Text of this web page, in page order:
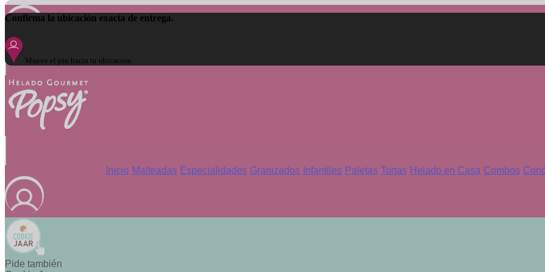
Inicio Malteadas Especialidades Granizados Infantiles Paletas Tortas Helado en Casa Combos
Pide también
Confirma la ubicación exacta de entrega.
Mueve el pin hacia tu ubicacion